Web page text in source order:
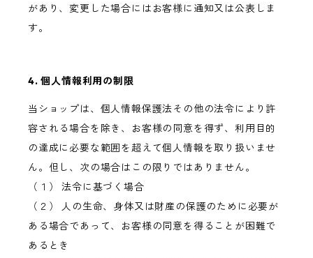
があり、変更した場合にはお客様に通知又は公表しま
す。
4. 個人情報利用の制限
当ショップは、個人情報保護法その他の法令により許
容される場合を除き、お客様の同意を得ず、利用目的
の達成に必要な範囲を超えて個人情報を取り扱いませ
ん。但し、次の場合はこの限りではありません。
（１） 法令に基づく場合
（２） 人の生命、身体又は財産の保護のために必要が
ある場合であって、お客様の同意を得ることが困難で
あるとき